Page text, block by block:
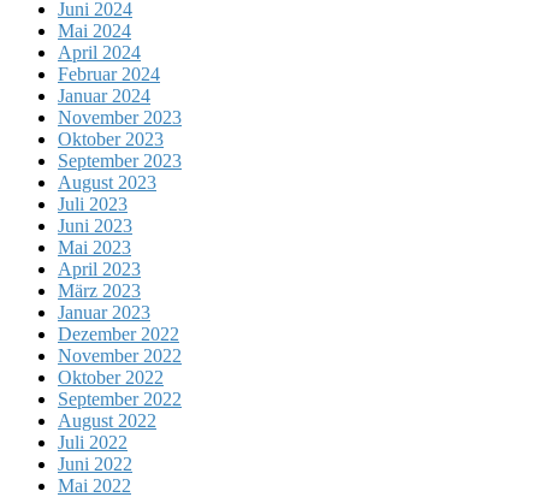
Juni 2024
Mai 2024
April 2024
Februar 2024
Januar 2024
November 2023
Oktober 2023
September 2023
August 2023
Juli 2023
Juni 2023
Mai 2023
April 2023
März 2023
Januar 2023
Dezember 2022
November 2022
Oktober 2022
September 2022
August 2022
Juli 2022
Juni 2022
Mai 2022